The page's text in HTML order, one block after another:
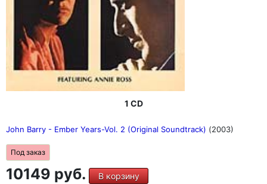
1 CD
John Barry - Ember Years-Vol. 2 (Original Soundtrack) (2003)
Под заказ
10149 руб. В корзину